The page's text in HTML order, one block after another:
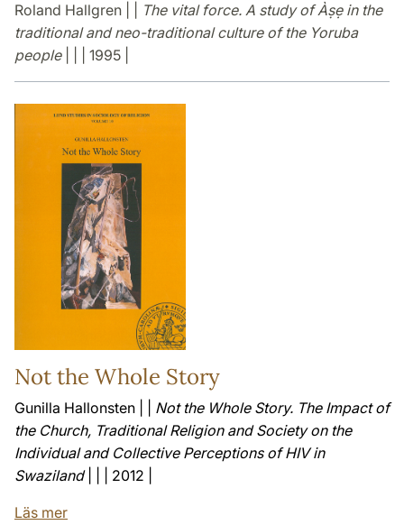
Roland Hallgren | |
The vital force. A study of Àṣẹ in the
traditional and neo-traditional culture of the Yoruba
people| | | 1995 |
Not the Whole Story
Gunilla Hallonsten | | Not the Whole Story. The Impact of
the Church, Traditional Religion and Society on the
Individual and Collective Perceptions of HIV in
Swaziland| | | 2012 |
Läs mer